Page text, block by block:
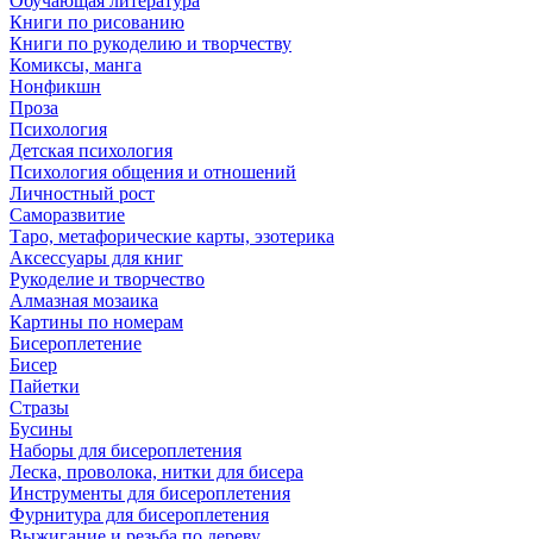
Книги по рисованию
Книги по рукоделию и творчеству
Комиксы, манга
Нонфикшн
Проза
Психология
Детская психология
Психология общения и отношений
Личностный рост
Саморазвитие
Таро, метафорические карты, эзотерика
Аксессуары для книг
Рукоделие и творчество
Алмазная мозаика
Картины по номерам
Бисероплетение
Бисер
Пайетки
Стразы
Бусины
Наборы для бисероплетения
Леска, проволока, нитки для бисера
Инструменты для бисероплетения
Фурнитура для бисероплетения